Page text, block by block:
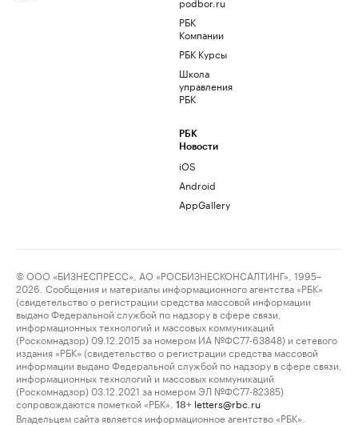
РБК
Компании
РБК Курсы
Школа
управления
РБК
РБК
Новости
iOS
Android
AppGallery
© ООО «БИЗНЕСПРЕСС», АО «РОСБИЗНЕСКОНСАЛТИНГ», 1995–
2026. Сообщения и материалы информационного агентства «РБК»
(свидетельство о регистрации средства массовой информации
выдано Федеральной службой по надзору в сфере связи,
информационных технологий и массовых коммуникаций
(Роскомнадзор) 09.12.2015 за номером ИА №ФС77-63848) и сетевого
издания «РБК» (свидетельство о регистрации средства массовой
информации выдано Федеральной службой по надзору в сфере связи,
информационных технологий и массовых коммуникаций
(Роскомнадзор) 03.12.2021 за номером ЭЛ №ФС77-82385)
сопровождаются пометкой «РБК».
18+ letters@rbc.ru
Владельцем сайта является информационное агентство «РБК».